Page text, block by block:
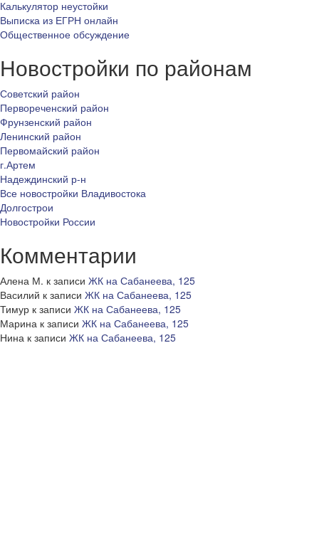
Калькулятор неустойки
Выписка из ЕГРН онлайн
Общественное обсуждение
Новостройки по районам
Советский район
Первореченский район
Фрунзенский район
Ленинский район
Первомайский район
г.Артем
Надеждинский р-н
Все новостройки Владивостока
Долгострои
Новостройки России
Комментарии
Алена М. к записи ЖК на Сабанеева, 125
Василий к записи ЖК на Сабанеева, 125
Тимур к записи ЖК на Сабанеева, 125
Марина к записи ЖК на Сабанеева, 125
Нина к записи ЖК на Сабанеева, 125